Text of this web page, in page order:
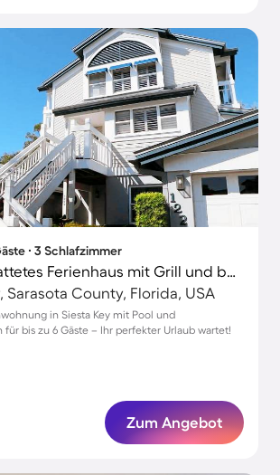
∙ 3 Schlafzimmer
Voll ausgestattetes Ferienhaus mit Grill und beheiztem Pool | Naturblick | Ideal für Homeoffice
Sarasota County, Florida, USA
in Siesta Key mit Pool und
für bis zu 6 Gäste – Ihr perfekter Urlaub wartet!
Zum Angebot